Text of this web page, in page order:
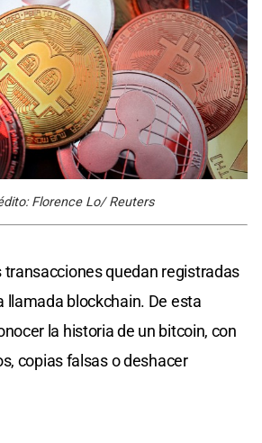
Florence Lo/ Reuters
transacciones quedan registradas
llamada blockchain. De esta
la historia de un bitcoin, con
copias falsas o deshacer